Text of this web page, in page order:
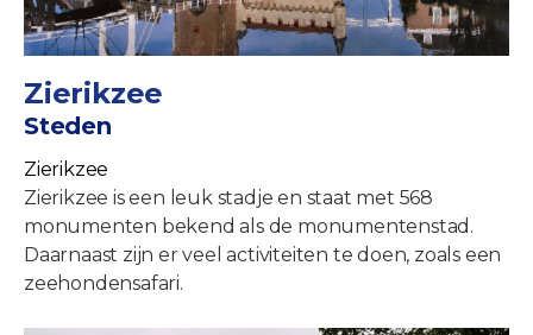
Zierikzee
Steden
Zierikzee
Zierikzee is een leuk stadje en staat met 568
monumenten bekend als de monumentenstad.
Daarnaast zijn er veel activiteiten te doen, zoals een
zeehondensafari.